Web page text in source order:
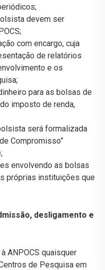
devem ser
com encargo, cuja
de relatórios
e os
para as bolsas de
imposto de renda,
será formalizada
Compromisso”
envolvendo as bolsas
próprias instituições que
desligamento e
ANPOCS quaisquer
de Pesquisa em